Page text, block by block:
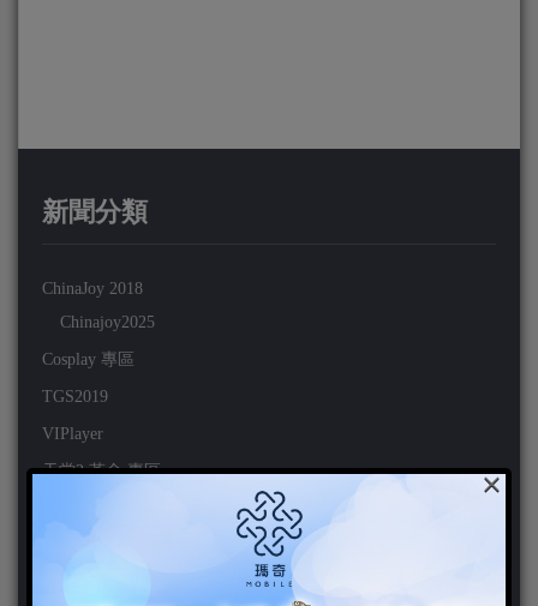
新聞分類
ChinaJoy 2018
Chinajoy2025
Cosplay 專區
TGS2019
VIPlayer
天堂2:革命 專區
×